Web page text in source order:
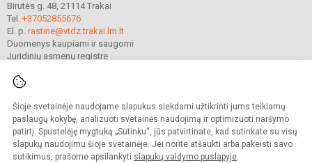
Šioje svetainėje naudojame slapukus siekdami užtikrinti jums teikiamų
paslaugų kokybę, analizuoti svetainės naudojimą ir optimizuoti naršymo
patirtį. Spustelėję mygtuką „Sutinku“, jūs patvirtinate, kad sutinkate su visų
slapukų naudojimu šioje svetainėje. Jei norite atšaukti arba pakeisti savo
sutikimus, prašome apsilankyti slapukų valdymo puslapyje.
Birutės g. 48, 21114 Trakai
Tel. +37052855676
El. p. rastine@vtdz.trakai.lm.lt
Duomenys kaupiami ir saugomi
Juridinių asmenų registre
© 2021. Trakų Vytauto Didžiojo gimnazija. Visos teisės saugomos.
Kopijuoti turinį be raštiško gimnazijos sutikimo griežtai draudžiama.
Prieinamumo paraiška Slapukų valdymas